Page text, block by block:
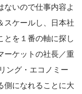
いので仕事内容よ
スケールし、日本社
とを１番の軸に探し
ーケットの社長／重
ング・エコノミー
になれることに大